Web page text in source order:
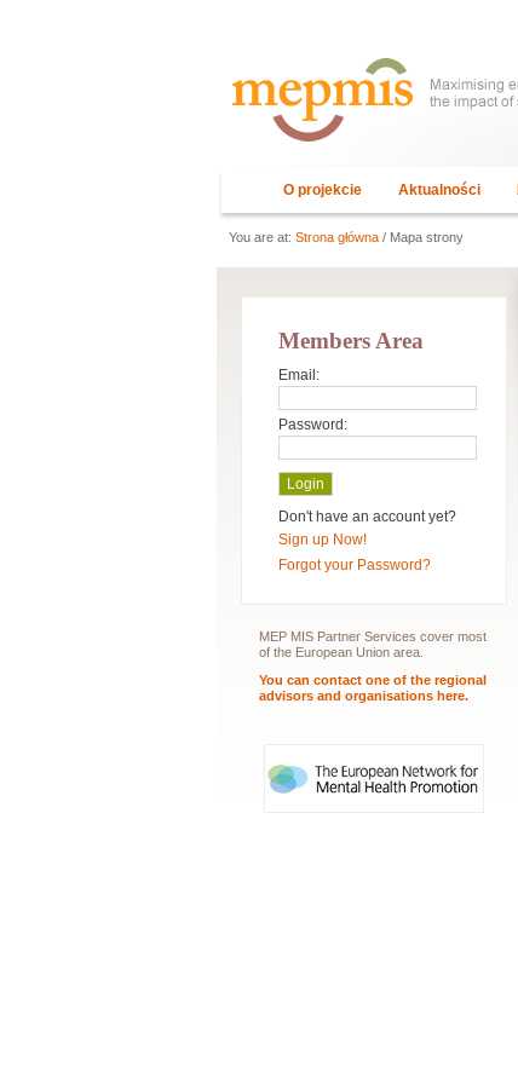
O projekcie Aktualności
You are at: Strona główna / Mapa strony
Members Area
Email:
Password:
Don't have an account yet?
Sign up Now!
Forgot your Password?
MEP MIS Partner Services cover most
of the European Union area.
You can contact one of the regional
advisors and organisations here.